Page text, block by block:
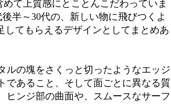
て上質感にとことんこだわっていま
半～30代の、新しい物に飛びつくよ
してもらえるデザインとしてまとめあ
ルの塊をさくっと切ったようなエッジ
であること、そして面ごとに異なる質
ヒンジ部の曲面や、スムースなサーフ